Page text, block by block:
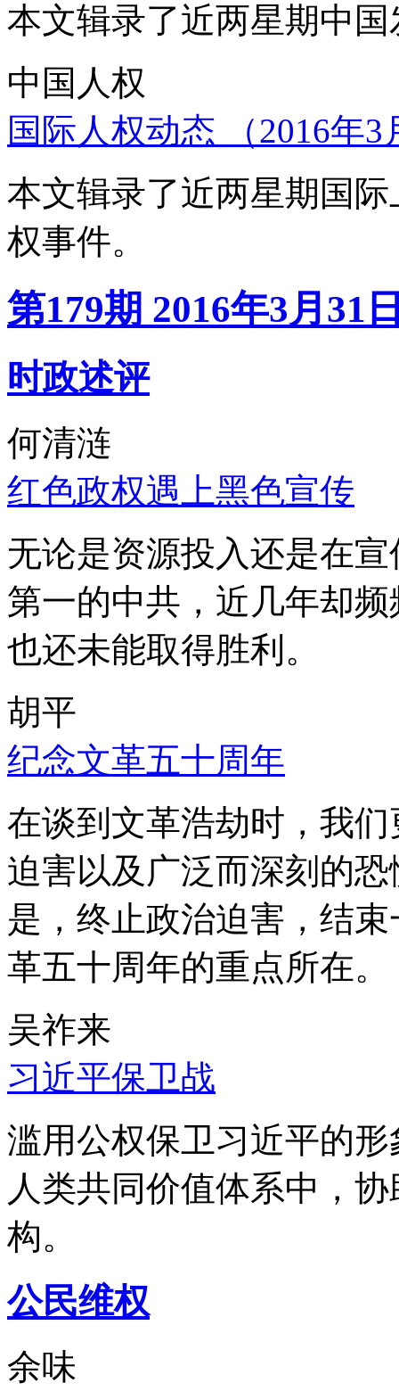
本文辑录了近两星期中
中国人权
国际人权动态 （2016年
本文辑录了近两星期国
权事件。
第179期 2016年3月31
时政述评
何清涟
红色政权遇上黑色宣传
无论是资源投入还是在
第一的中共，近几年却
也还未能取得胜利。
胡平
纪念文革五十周年
在谈到文革浩劫时，我
迫害以及广泛而深刻的
是，终止政治迫害，结
革五十周年的重点所在。
吴祚来
习近平保卫战
滥用公权保卫习近平的
人类共同价值体系中，
构。
公民维权
余味